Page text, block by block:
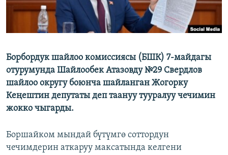
Борбордук шайлоо комиссиясы (БШК) 7-майдагы
отурумунда Шайлообек Атазовду №29 Свердлов
шайлоо округу боюнча шайланган Жогорку
Кеңештин депутаты деп таануу тууралуу чечимин
жокко чыгарды.
Боршайком мындай бүтүмгө соттордун
чечимдерин аткаруу максатында келгени